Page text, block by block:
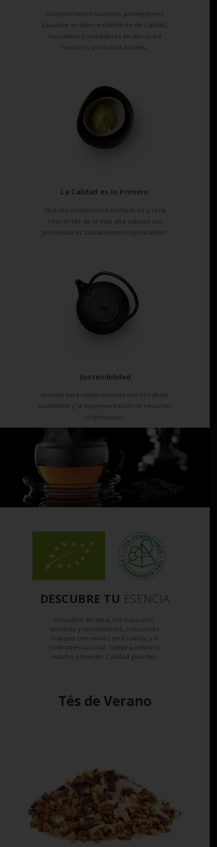
Seleccionamos nuestros proveedores
basados en altos estándares de calidad,
buscamos proveedores locales para
nuestros productos locales.
La Calidad es lo Primero
Nuestro compromiso siempre es y será
ofrecer tés de la más alta calidad con
proveedores socialmente responsables.
Sostenibilidad
Amatea está comprometida con el trabajo
sostenible y la implementación de recursos
respetuosos.
DESCUBRE TU ESENCIA
Descubre Amatea, tés naturales,
exóticos y sustentables, infusiones
frutales con envíos en Ecuador y a
nivel internacional. Compra online te
matcha premium. Calidad gourmet.
Tés de Verano